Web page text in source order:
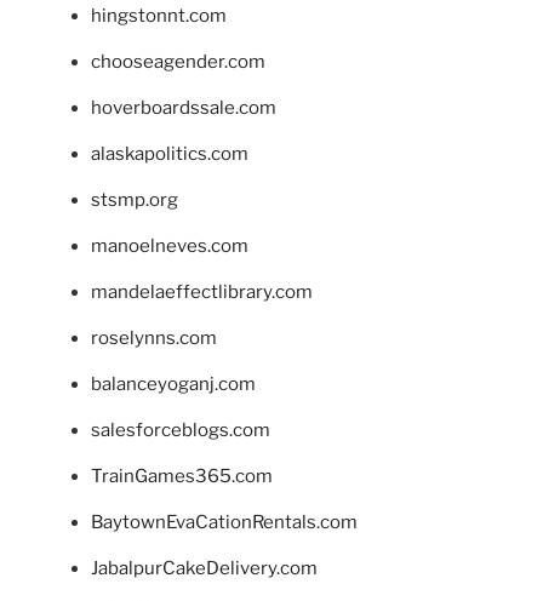
hingstonnt.com
chooseagender.com
hoverboardssale.com
alaskapolitics.com
stsmp.org
manoelneves.com
mandelaeffectlibrary.com
roselynns.com
balanceyoganj.com
salesforceblogs.com
TrainGames365.com
BaytownEvaCationRentals.com
JabalpurCakeDelivery.com